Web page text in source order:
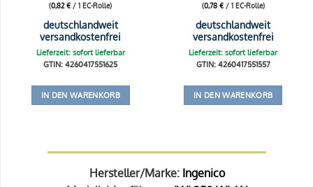
(0,82€ / 1 EC-Rolle)
deutschlandweit
versandkostenfrei
Lieferzeit: sofort lieferbar
GTIN: 4260417551625
IN DEN WARENKORB
(0,78 €/ 1 EC-Rolle)
deutschlandweit
versandkostenfrei
Lieferzeit: sofort lieferbar
GTIN: 4260417551557
IN DEN WARENKORB
Hersteller/Marke: Ingenico